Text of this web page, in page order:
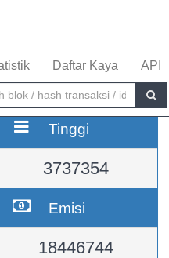
Daftar Kaya API
Tinggi
3737354
Emisi
18446744